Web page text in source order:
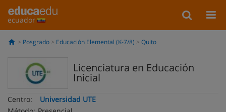
ecuador
Posgrado Educación Elemental (K-7/8) Quito
Licenciatura en Educación
Inicial
Centro:
Universidad UTE